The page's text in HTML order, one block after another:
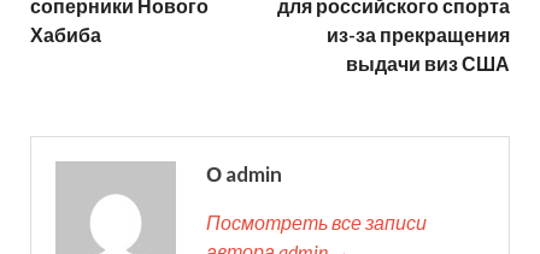
соперники Нового
Хабиба
для российского спорта
из-за прекращения
выдачи виз США
О admin
Посмотреть все записи